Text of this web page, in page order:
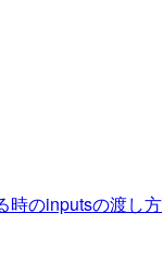
時のinputsの渡し方